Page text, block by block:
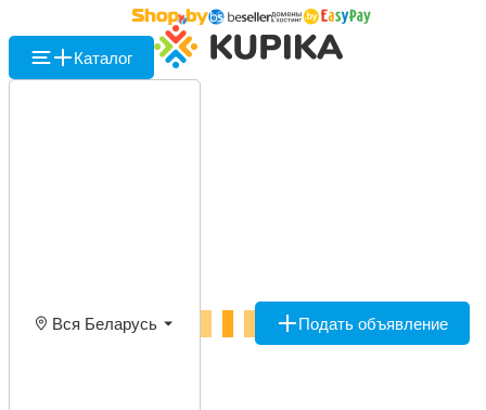
Каталог
Вся Беларусь Подать объявление